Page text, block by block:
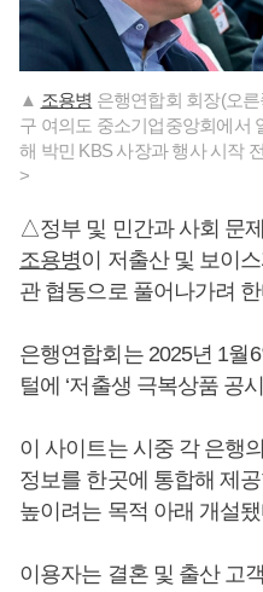
▲ 조용병 은행연합회 회장(오
구 여의도 중소기업중앙회에서
해 박민 KBS 사장과 행사 시작
>
△정부 및 민간과 사회 문
조용병이 저출산 및 보이
관 협동으로 풀어나가려
은행연합회는 2025년 1월
털에 ‘저출생 극복상품 공
이 사이트는 시중 각 은행
정보를 한곳에 통합해 제
높이려는 목적 아래 개설
이용자는 결혼 및 출산 고